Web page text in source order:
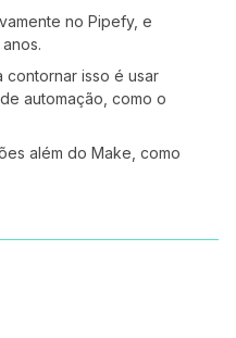
no Pipefy, e
contornar isso é usar
automação, como o
além do Make, como